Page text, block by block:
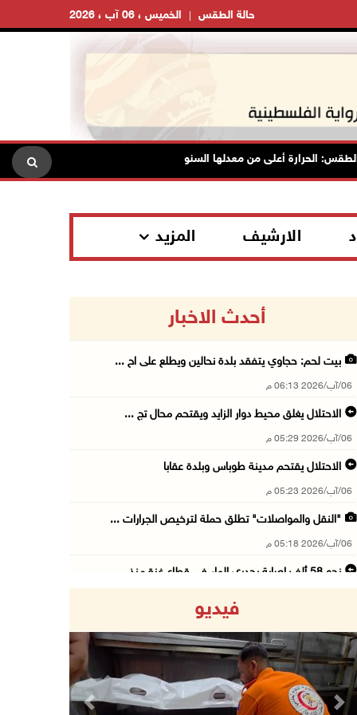
الخميس ، 06 آب ، 2026 حالة الطقس
الحرارة أعلى من معدلها السنوي العام الاحتلال يقتحم
الارشيف المزيد
أحدث الاخبار
بيت لحم: حجاوي يتفقد بلدة نحالين ويطلع على اح ...
06/آب/2026 06:13 م
الاحتلال يغلق محيط دوار الزايد ويقتحم محال تج ...
06/آب/2026 05:29 م
الاحتلال يقتحم مدينة طوباس وبلدة عقابا
06/آب/2026 05:23 م
"النقل والمواصلات" تطلق حملة لترخيص الجرارات ...
06/آب/2026 05:18 م
نحو 58 ألف إصابة بجدري الماء في قطاع غزة منذ ...
06/آب/2026 04:26 م
إرهاب المستوطنين يضرب في خربة الطوبا
06/آب/2026 03:06 م
فيديو
Previous Next